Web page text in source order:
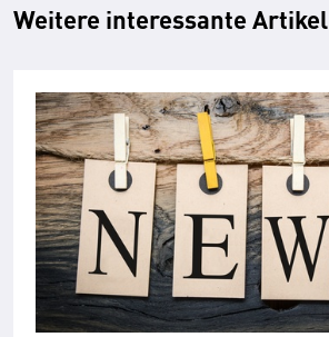
Weitere interessante Artikel